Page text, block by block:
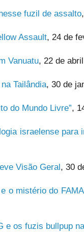
fuzil de assalto
Assault, 24 de
Vanuatu, 22 de
Tailândia, 30 de
do Mundo Livre”,
israelense para
Visão Geral, 30
o mistério do
e os fuzis bullpup